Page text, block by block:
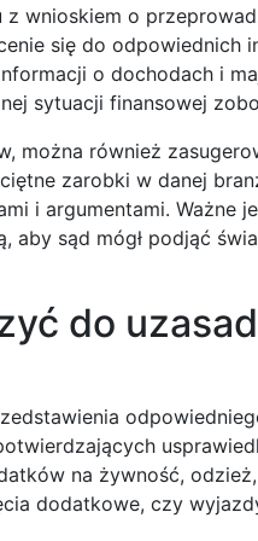
wnioskiem o
się do odpowiednich
o dochodach i
sytuacji finansowej
można również
zarobki w danej
i argumentami. Ważne
sąd mógł podjąć
do
na żywność,
dodatkowe, czy